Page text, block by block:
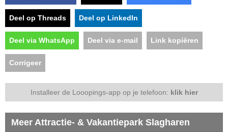
Deel op Threads Deel op LinkedIn
Deel via WhatsApp Deel via e-mail Link kopiëren
Corrigeer
Installeer de Looopings-app op je telefoon: klik hier
Meer Attractie- & Vakantiepark Slagharen